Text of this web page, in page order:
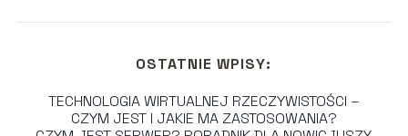
OSTATNIE WPISY:
TECHNOLOGIA WIRTUALNEJ RZECZYWISTOŚCI –
CZYM JEST I JAKIE MA ZASTOSOWANIA?